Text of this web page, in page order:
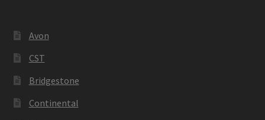
Avon
CST
Bridgestone
Continental